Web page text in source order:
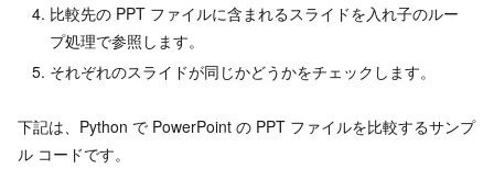
比較先の PPT ファイルに含まれるスライドを入れ子のルー
プ処理で参照します。
それぞれのスライドが同じかどうかをチェックします。
下記は、Python で PowerPoint の PPT ファイルを比較するサンプ
ル コードです。